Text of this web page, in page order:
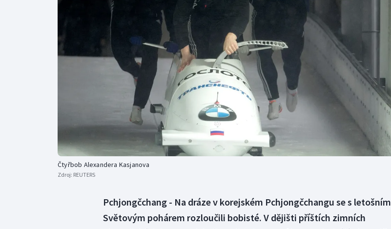
Curling
Dostihy
Florbal
Futsal
Gymnastika
Moderní pětiboj
Olympijské hry
Parasport
Plavání
Plážový volejbal
Volejbal
Ostatní
Čtyřbob Alexandera Kasjanova
Zdroj: REUTERS
Pchjongčchang - Na dráze v korejském Pchjongčchangu se s letošním
Světovým pohárem rozloučili bobisté. V dějišti příštích zimních